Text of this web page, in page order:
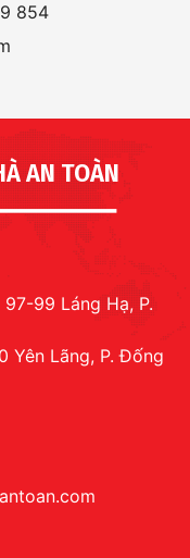
854
AN TOÀN
99 Láng Hạ, P.
Yên Lãng, P. Đống